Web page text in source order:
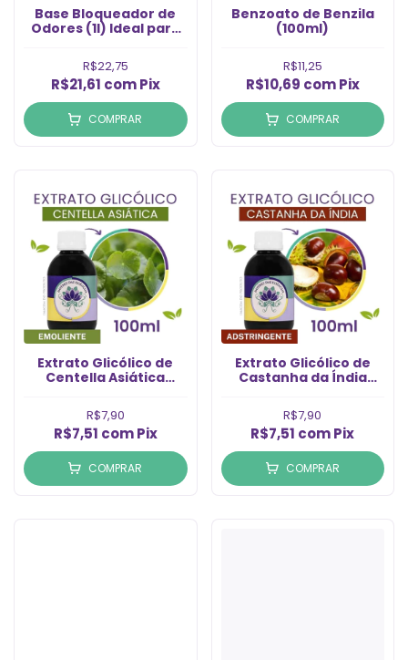
Base Bloqueador de
Odores (1l) Ideal para
R$22,75
R$21,61 com Pix
COMPRAR
Benzoato de Benzila
(100ml)
R$11,25
R$10,69 com Pix
COMPRAR
Extrato Glicólico de
Centella Asiática
R$7,90
R$7,51 com Pix
COMPRAR
Extrato Glicólico de
Castanha da Índia
R$7,90
R$7,51 comPix
COMPRAR